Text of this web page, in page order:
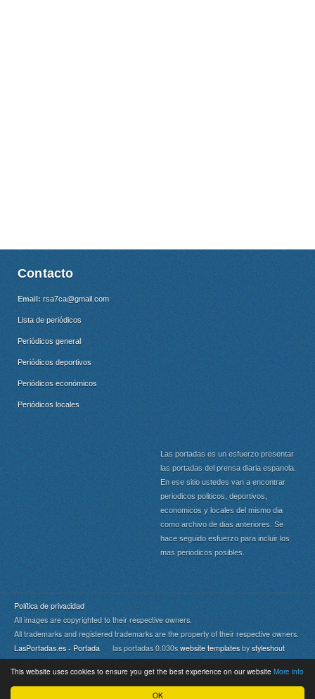
OK
This website uses cookies to ensure you get the best experience on our website More info
Contacto
Email: rsa7ca@gmail.com
Lista de periódicos
Periódicos general
Periódicos deportivos
Periódicos económicos
Periódicos locales
Las portadas es un esfuerzo presentar
las portadas del prensa diaria espanola.
En ese sitio ustedes van a encontrar
periodicos politicos, deportivos,
economicos y locales del mismo dia
como archivo de dias anteriores. Se
hace seguido esfuerzo para incluir los
mas periodicos posibles.
Política de privacidad
All images are copyrighted to their respective owners.
All trademarks and registered trademarks are the property of their respective owners.
LasPortadas.es - Portada las portadas 0.030s website templates by styleshout